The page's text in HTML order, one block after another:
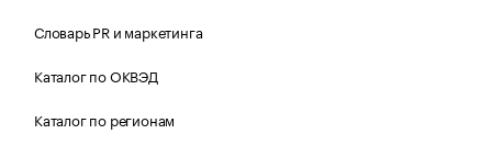
Словарь PR и маркетинга
Каталог по ОКВЭД
Каталог по регионам